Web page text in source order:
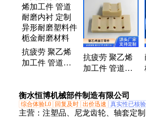
板
抗疲劳 聚乙烯
加工件 管道耐
栀金耐磨材料
抗疲劳 聚乙烯
加工件 管道耐
形耐磨塑料件
栀金耐磨材料
衡水恒博机械部件制造有限公司
综合体验L0 回复及时 出价迅速 真实性已核验
主营： 注塑品、尼龙齿轮、轴套定